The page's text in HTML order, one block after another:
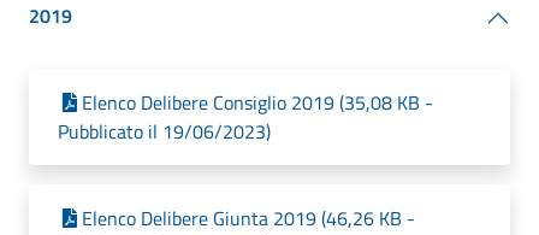
2019
Elenco Delibere Consiglio 2019 (35,08 KB -
Pubblicato il 19/06/2023)
Elenco Delibere Giunta 2019 (46,26 KB -